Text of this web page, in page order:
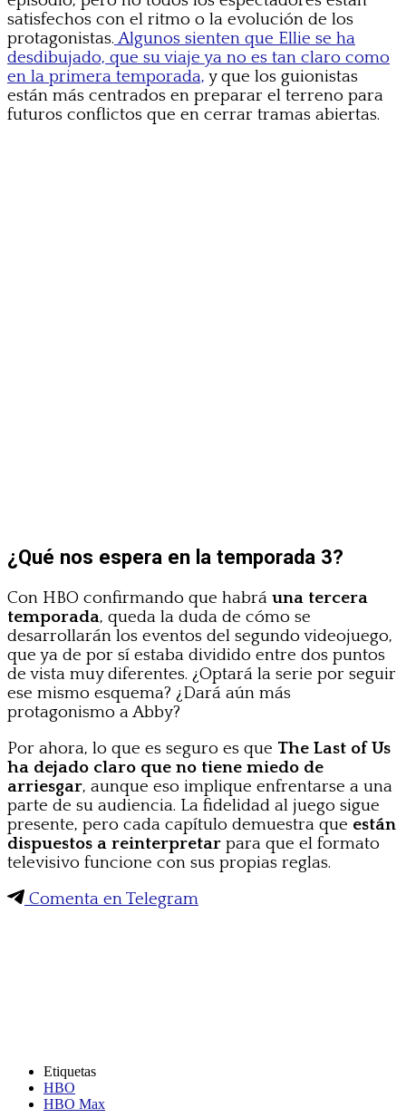
satisfechos con el ritmo o la evolución de los
protagonistas. Algunos sienten que Ellie se ha
desdibujado, que su viaje ya no es tan claro como
en la primera temporada, y que los guionistas
están más centrados en preparar el terreno para
futuros conflictos que en cerrar tramas abiertas.
¿Qué nos espera en la temporada 3?
Con HBO confirmando que habrá una tercera
temporada, queda la duda de cómo se
desarrollarán los eventos del segundo videojuego,
que ya de por sí estaba dividido entre dos puntos
de vista muy diferentes. ¿Optará la serie por seguir
ese mismo esquema? ¿Dará aún más
protagonismo a Abby?
Por ahora, lo que es seguro es que The Last of Us
ha dejado claro que no tiene miedo de
arriesgar, aunque eso implique enfrentarse a una
parte de su audiencia. La fidelidad al juego sigue
presente, pero cada capítulo demuestra que están
dispuestos a reinterpretar para que el formato
televisivo funcione con sus propias reglas.
Comenta en Telegram
Etiquetas
HBO
HBO Max